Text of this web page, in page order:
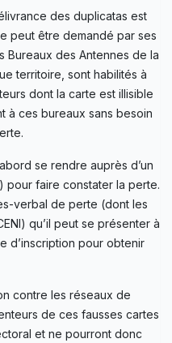
des duplicatas est
peut être demandé par ses
Bureaux des Antennes de la
territoire, sont habilités à
dont la carte est illisible
à ces bureaux sans besoin
se rendre auprès d’un
pour faire constater la perte.
verbal de perte (dont les
qu’il peut se présenter à
d’inscription pour obtenir
contre les réseaux de
de ces fausses cartes
et ne pourront donc